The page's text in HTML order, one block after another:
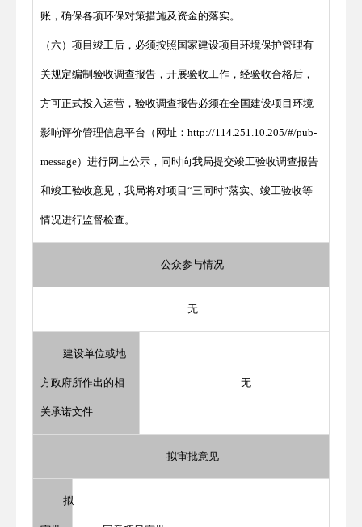
账，确保各项环保对策措施及资金的落实。
（六）项目竣工后，必须按照国家建设项目环境保护管理有
关规定编制验收调查报告，开展验收工作，经验收合格后，
方可正式投入运营，验收调查报告必须在全国建设项目环境
影响评价管理信息平台（网址：http://114.251.10.205/#/pub-
message）进行网上公示，同时向我局提交竣工验收调查报告
和竣工验收意见，我局将对项目“三同时”落实、竣工验收等
情况进行监督检查。
公众参与情况
无
建设单位或地
方政府所作出的相
关承诺文件
无
拟审批意见
拟